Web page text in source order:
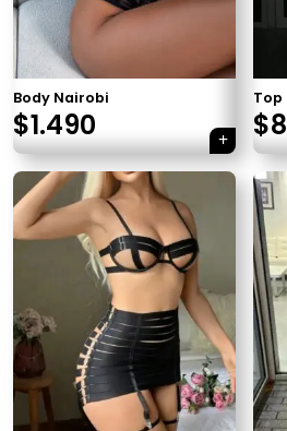
Body Nairobi
$1.490
Top
$